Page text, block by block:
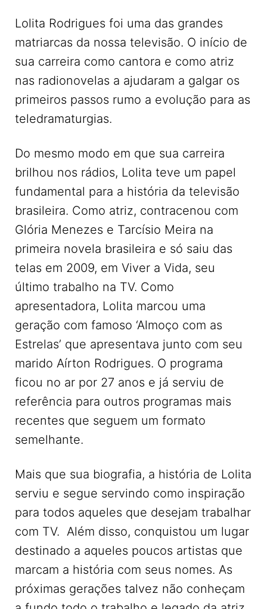
Lolita Rodrigues foi uma das grandes
matriarcas da nossa televisão. O início de
sua carreira como cantora e como atriz
nas radionovelas a ajudaram a galgar os
primeiros passos rumo a evolução para as
teledramaturgias.
Do mesmo modo em que sua carreira
brilhou nos rádios, Lolita teve um papel
fundamental para a história da televisão
brasileira. Como atriz, contracenou com
Glória Menezes e Tarcísio Meira na
primeira novela brasileira e só saiu das
telas em 2009, em Viver a Vida, seu
último trabalho na TV. Como
apresentadora, Lolita marcou uma
geração com famoso ‘Almoço com as
Estrelas’ que apresentava junto com seu
marido Aírton Rodrigues. O programa
ficou no ar por 27 anos e já serviu de
referência para outros programas mais
recentes que seguem um formato
semelhante.
Mais que sua biografia, a história de Lolita
serviu e segue servindo como inspiração
para todos aqueles que desejam trabalhar
com TV. Além disso, conquistou um lugar
destinado a aqueles poucos artistas que
marcam a história com seus nomes. As
próximas gerações talvez não conheçam